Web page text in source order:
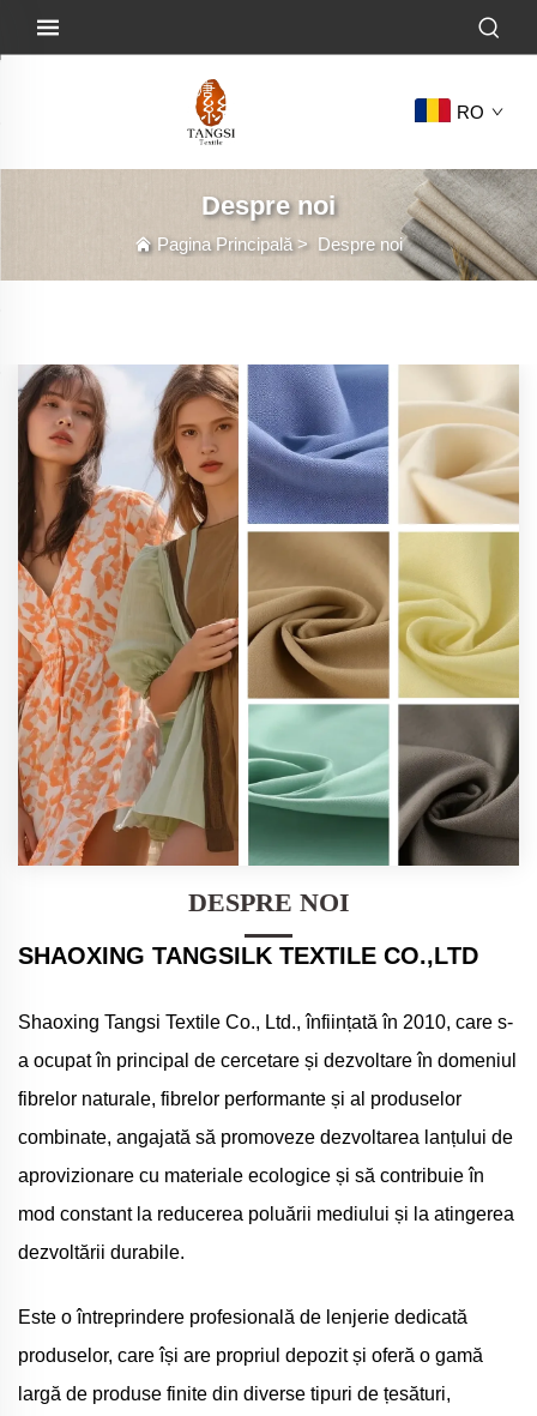
RO
Despre noi
Pagina Principală> Despre noi
DESPRE NOI
SHAOXING TANGSILK TEXTILE CO.,LTD
Shaoxing Tangsi Textile Co., Ltd., înființată în 2010, care s-
a ocupat în principal de cercetare și dezvoltare în domeniul
fibrelor naturale, fibrelor performante și al produselor
combinate, angajată să promoveze dezvoltarea lanțului de
aprovizionare cu materiale ecologice și să contribuie în
mod constant la reducerea poluării mediului și la atingerea
dezvoltării durabile.
Este o întreprindere profesională de lenjerie dedicată
produselor, care își are propriul depozit și oferă o gamă
largă de produse finite din diverse tipuri de țesături,